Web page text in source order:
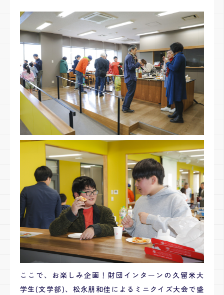
ここで、お楽しみ企画！財団インターンの久留米大
学生(文学部)、松永朋和佳によるミニクイズ大会で盛